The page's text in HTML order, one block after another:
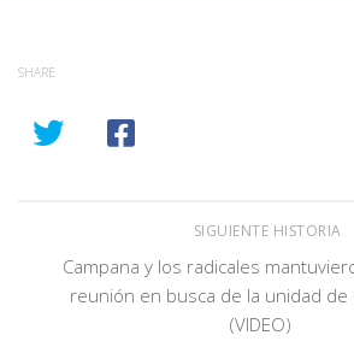
SHARE
SIGUIENTE HISTORIA
Campana y los radicales
reunión en busca de la unidad de
(VIDEO)